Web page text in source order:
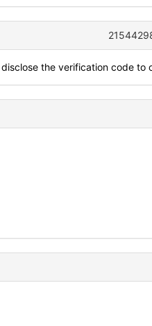
the verification code to